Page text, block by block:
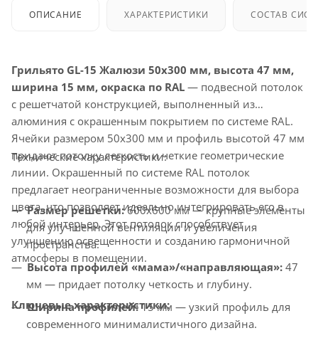
ОПИСАНИЕ ХАРАКТЕРИСТИКИ СОСТАВ
Грильято GL-15 Жалюзи 50x300 мм, высота 47 мм,
ширина 15 мм, окраска по RAL — подвесной потолок
с решетчатой конструкцией, выполненный из
алюминия с окрашенным покрытием по системе RAL.
Ячейки размером 50x300 мм и профиль высотой 47 мм
придают потолку легкость и четкие геометрические
линии. Окрашенный по системе RAL потолок
предлагает неограниченные возможности для выбора
цвета, что позволяет идеально интегрировать его в
любой интерьер. Этот потолок способствует
улучшению освещенности и созданию гармоничной
атмосферы в помещении.
Технические характеристики:
Размер решетки:600x600 мм — крупные элементы
для улучшенной вентиляции и увеличения
пространства.
Высота профилей «мама»/«направляющая»: 47
мм — придает потолку четкость и глубину.
Ширина профилей:15 мм — узкий профиль для
современного минималистичного дизайна.
Ключевые характеристики: